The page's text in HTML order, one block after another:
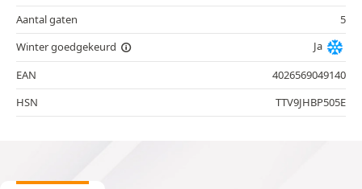
Aantal gaten
5
Winter goedgekeurd
Ja
EAN
4026569049140
HSN
TTV9JHBP505E